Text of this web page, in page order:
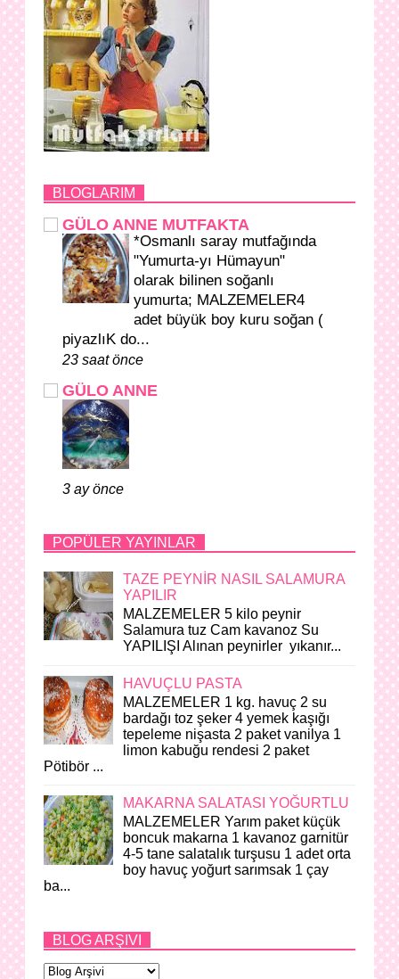
BLOGLARIM
GÜLO ANNE MUTFAKTA
*Osmanlı saray mutfağında
"Yumurta-yı Hümayun"
olarak bilinen soğanlı
yumurta; MALZEMELER4
adet büyük boy kuru soğan (
piyazlıK do...
23 saat önce
GÜLO ANNE
3 ay önce
POPÜLER YAYINLAR
TAZE PEYNİR NASIL SALAMURA
YAPILIR
MALZEMELER 5 kilo peynir
Salamura tuz Cam kavanoz Su
YAPILIŞI Alınan peynirler yıkanır...
HAVUÇLU PASTA
MALZEMELER 1 kg. havuç 2 su
bardağı toz şeker 4 yemek kaşığı
tepeleme nişasta 2 paket vanilya 1
limon kabuğu rendesi 2 paket
Pötibör ...
MAKARNA SALATASI YOĞURTLU
MALZEMELER Yarım paket küçük
boncuk makarna 1 kavanoz garnitür
4-5 tane salatalık turşusu 1 adet orta
boy havuç yoğurt sarımsak 1 çay
ba...
BLOG ARŞIVI